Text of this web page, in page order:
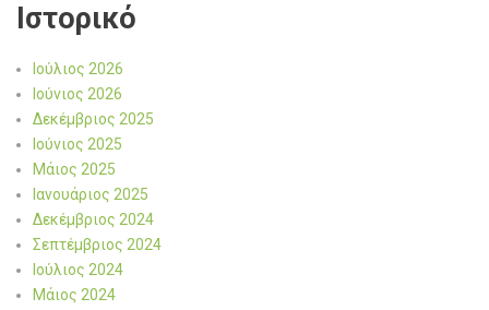
Ιστορικό
Ιούλιος 2026
Ιούνιος 2026
Δεκέμβριος 2025
Ιούνιος 2025
Μάιος 2025
Ιανουάριος 2025
Δεκέμβριος 2024
Σεπτέμβριος 2024
Ιούλιος 2024
Μάιος 2024